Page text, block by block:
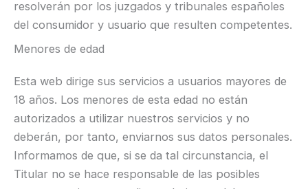
resolverán por los juzgados y tribunales españoles
del consumidor y usuario que resulten competentes.
Menores de edad
Esta web dirige sus servicios a usuarios mayores de
18 años. Los menores de esta edad no están
autorizados a utilizar nuestros servicios y no
deberán, por tanto, enviarnos sus datos personales.
Informamos de que, si se da tal circunstancia, el
Titular no se hace responsable de las posibles